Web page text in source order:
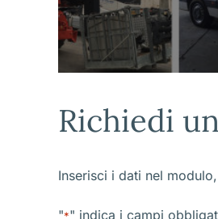
Richiedi
Inserisci i dati nel
"*" indica i campi